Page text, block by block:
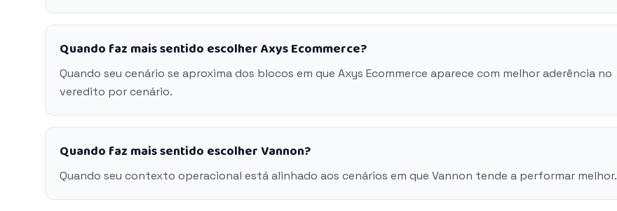
Quando faz mais sentido escolher Axys Ecommerce?
Quando seu cenário se aproxima dos blocos em que Axys Ecommerce aparece com melhor aderência no
veredito por cenário.
Quando faz mais sentido escolher Vannon?
Quando seu contexto operacional está alinhado aos cenários em que Vannon tende a performar melhor.